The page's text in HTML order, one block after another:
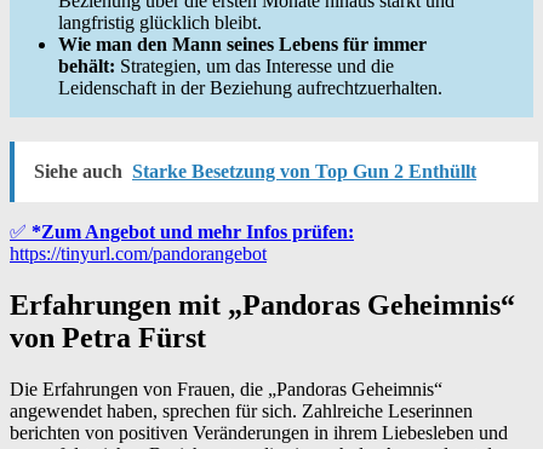
langfristig glücklich bleibt.
Wie man den Mann seines Lebens für immer
behält: Strategien, um das Interesse und die
Leidenschaft in der Beziehung aufrechtzuerhalten.
Siehe auch Starke Besetzung von Top Gun 2 Enthüllt
✅ *Zum Angebot und mehr Infos prüfen:
https://tinyurl.com/pandorangebot
Erfahrungen mit „Pandoras Geheimnis“
von Petra Fürst
Die Erfahrungen von Frauen, die „Pandoras Geheimnis“
angewendet haben, sprechen für sich. Zahlreiche Leserinnen
berichten von positiven Veränderungen in ihrem Liebesleben und